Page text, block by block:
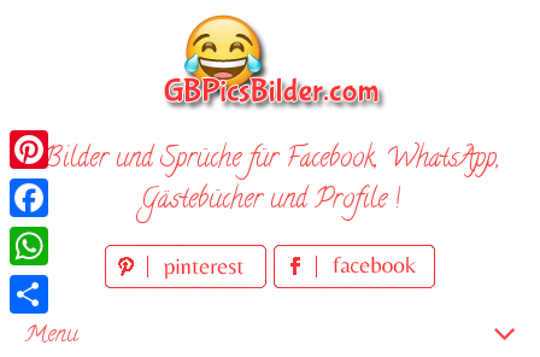
Bilder und Sprüche für Facebook, WhatsApp,
Gästebücher und Profile !
Menu
Pinterest
Facebook
WhatsApp
Teilen